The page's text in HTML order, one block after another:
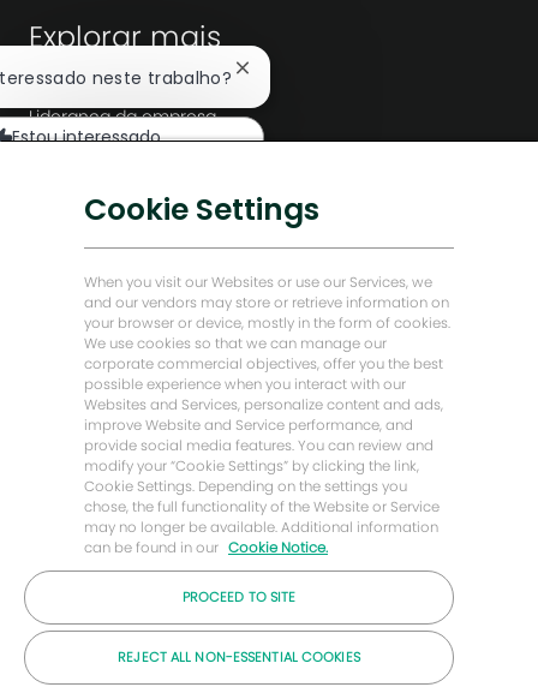
Explorar mais
Redação
Liderança da empresa
Soluções de baixo carbono
Casa do padeiro Hughes
Vamos manter contato
© 2026 Empresa Baker Hughes
Cookie Settings
When you visit our Websites or use our Services, we
and our vendors may store or retrieve information on
your browser or device, mostly in the form of cookies.
We use cookies so that we can manage our
corporate commercial objectives, offer you the best
possible experience when you interact with our
Websites and Services, personalize content and ads,
improve Website and Service performance, and
provide social media features. You can review and
modify your “Cookie Settings” by clicking the link,
Cookie Settings. Depending on the settings you
chose, the full functionality of the Website or Service
may no longer be available. Additional information
can be found in our Cookie Notice.
PROCEED TO SITE
REJECT ALL NON-ESSENTIAL COOKIES
neste trabalho? Fechar
notificação
de
chatbot
Estou interessado